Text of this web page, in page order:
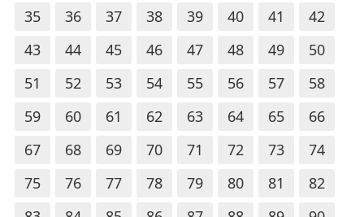
35
36 37 38 39 40 41
42
43
44 45 46 47 48 49
50
51
52 53 54 55 56 57
58
59
60 61 62 63 64 65
66
67
68 69 70 71 72 73
74
75
76 77 78 79 80 81
82